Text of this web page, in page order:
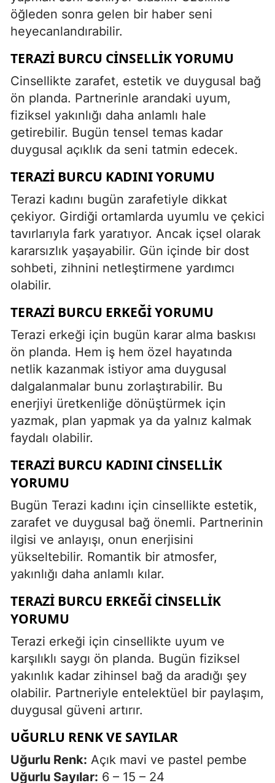
öğleden sonra gelen bir haber seni
heyecanlandırabilir.
TERAZI BURCU CINSELLIK YORUMU
Cinsellikte zarafet, estetik ve duygusal bağ
ön planda. Partnerinle arandaki uyum,
fiziksel yakınlığı daha anlamlı hale
getirebilir. Bugün tensel temas kadar
duygusal açıklık da seni tatmin edecek.
TERAZI BURCU KADINI YORUMU
Terazi kadını bugün zarafetiyle dikkat
çekiyor. Girdiği ortamlarda uyumlu ve çekici
tavırlarıyla fark yaratıyor. Ancak içsel olarak
kararsızlık yaşayabilir. Gün içinde bir dost
sohbeti, zihnini netleştirmene yardımcı
olabilir.
TERAZI BURCU ERKEĞI YORUMU
Terazi erkeği için bugün karar alma baskısı
ön planda. Hem iş hem özel hayatında
netlik kazanmak istiyor ama duygusal
dalgalanmalar bunu zorlaştırabilir. Bu
enerjiyi üretkenliğe dönüştürmek için
yazmak, plan yapmak ya da yalnız kalmak
faydalı olabilir.
TERAZI BURCU KADINI CINSELLIK
YORUMU
Bugün Terazi kadını için cinsellikte estetik,
zarafet ve duygusal bağ önemli. Partnerinin
ilgisi ve anlayışı, onun enerjisini
yükseltebilir. Romantik bir atmosfer,
yakınlığı daha anlamlı kılar.
TERAZI BURCU ERKEĞI CINSELLIK
YORUMU
Terazi erkeği için cinsellikte uyum ve
karşılıklı saygı ön planda. Bugün fiziksel
yakınlık kadar zihinsel bağ da aradığı şey
olabilir. Partneriyle entelektüel bir paylaşım,
duygusal güveni artırır.
UĞURLU RENK VE SAYILAR
Uğurlu Renk: Açık mavi ve pastel pembe
Uğurlu Sayılar: 6 – 15 – 24